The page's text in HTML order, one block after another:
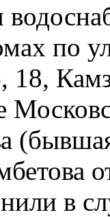
по
18,
в